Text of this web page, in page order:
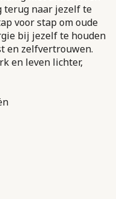
terug naar jezelf te
voor stap om oude
bij jezelf te houden
en zelfvertrouwen.
en leven lichter,